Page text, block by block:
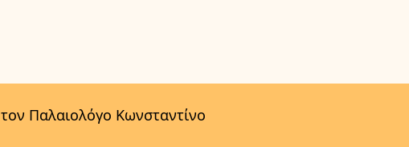
Παλαιολόγο Κωνσταντίνο